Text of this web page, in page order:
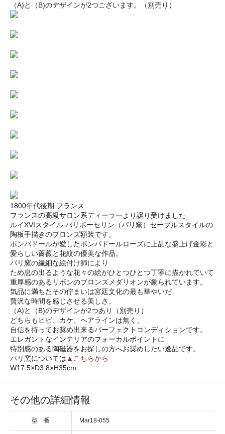
（A)と（B)のデザインが2つございます。（別売り）
1800年代後期 フランス
フランスの高級サロン系ディーラーより譲り受けました
ルイXVIスタイル パリポーセリン（パリ窯）セーブルスタイルの
陶板手描きのブロンズ額装です。
ポンパドールが愛したポンパドールローズに上品な盛上げ金彩と
愛らしい薔薇と花紋の優美な作品。
パリ窯の繊細な絵付け師により
ため息の出るような花々の絵がひとつひとつ丁寧に描かれていて
重厚感のあるリボンのブロンズメダリオンが象られています。
気品に満ちたその佇まいは宮廷文化の最も華やいだ
贅沢な時間を感じさせる美しさ。
（A)と（B)のデザインが2つあり（別売り）
どちらもヒビ、カケ、ヘアラインは無く、
自信を持ってお奨め出来るパーフェクトコンディションです。
エレガントなインテリアのフォーカルポイントに
特別感のある陶磁器をお探しの方へお奨めしたい逸品です。
パリ窯については ▲こちらから
W17.5×D3.8×H35cm
その他の詳細情報
型 番 Mar18-055